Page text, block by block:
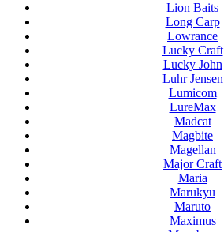
Lion Baits
Long Carp
Lowrance
Lucky Craft
Lucky John
Luhr Jensen
Lumicom
LureMax
Madcat
Magbite
Magellan
Major Craft
Maria
Marukyu
Maruto
Maximus